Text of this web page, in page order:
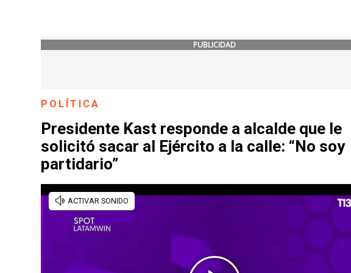
PUBLICIDAD
POLÍTICA
Presidente Kast responde a alcalde que le
solicitó sacar al Ejército a la calle: “No soy
partidario”